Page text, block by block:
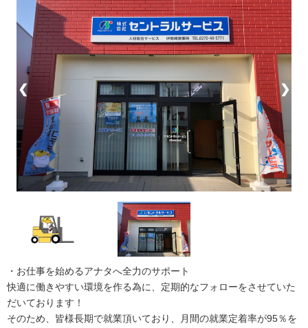
❮ ❯
・お仕事を始めるアナタへ全力のサポート
快適に働きやすい環境を作る為に、定期的なフォローをさせていた
だいております！
そのため、皆様長期で就業頂いており、月間の就業定着率が95％を